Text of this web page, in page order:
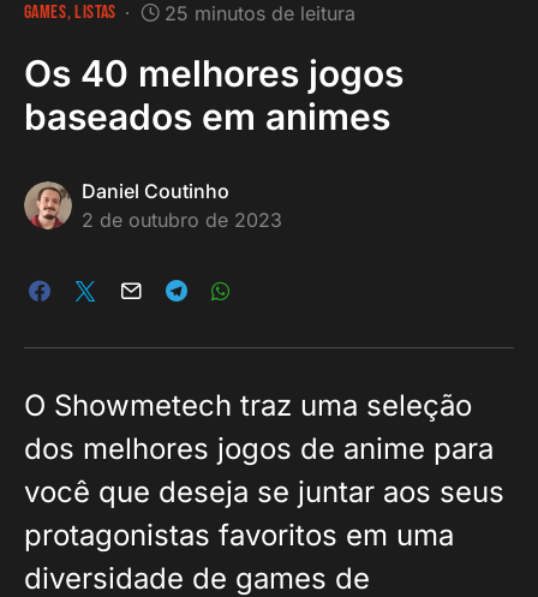
GAMES LISTAS 25 minutos de leitura
Os 40 melhores jogos
baseados em animes
Daniel Coutinho
2 de outubro de 2023
O Showmetech traz uma seleção
dos melhores jogos de anime para
você que deseja se juntar aos seus
protagonistas favoritos em uma
diversidade de games de